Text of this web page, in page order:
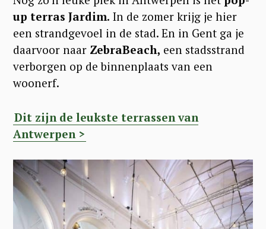
up terras Jardim. In de zomer krijg je hier
een strandgevoel in de stad. En in Gent ga je
daarvoor naar ZebraBeach, een stadsstrand
verborgen op de binnenplaats van een
woonerf.
Dit zijn de leukste terrassen van
Antwerpen >